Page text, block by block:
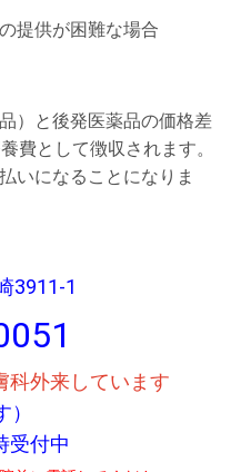
提供が困難な場合
）と後発医薬品の価格差
費として徴収されます。
いになることになりま
3911-1
科外来しています
受付中